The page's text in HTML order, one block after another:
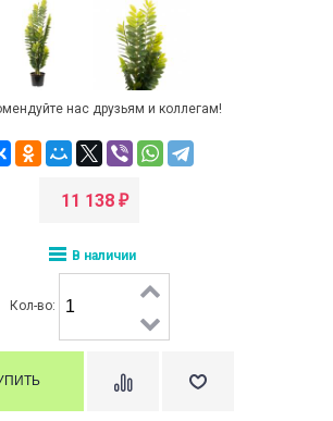
нас друзьям и коллегам!
11 138 ₽
В наличии
Кол-во: